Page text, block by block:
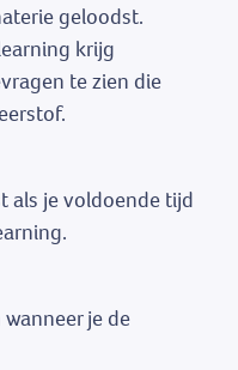
geloodst.
krijg
te zien die
als je voldoende tijd
wanneer je de